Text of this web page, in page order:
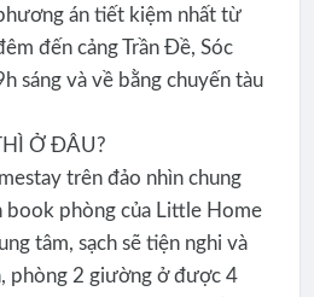
án tiết kiệm nhất từ
đến cảng Trần Đề, Sóc
sáng và về bằng chuyến tàu
Ở ĐÂU?
trên đảo nhìn chung
book phòng của Little Home
tâm, sạch sẽ tiện nghi và
phòng 2 giường ở được 4